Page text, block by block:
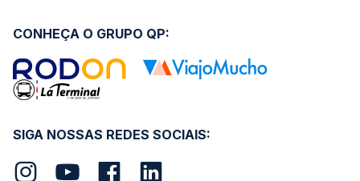
SIGA NOSSAS REDES SOCIAIS:
CONHEÇA O GRUPO QP: